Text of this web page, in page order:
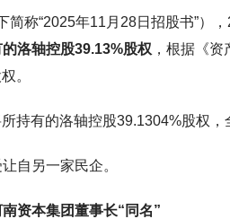
称“2025年11月28日招股书”）
洛轴控股39.13%股权 ，根据《资
。
持有的洛轴控股39.1304%股权，
自另一家民企。
资本集团董事长“同名”